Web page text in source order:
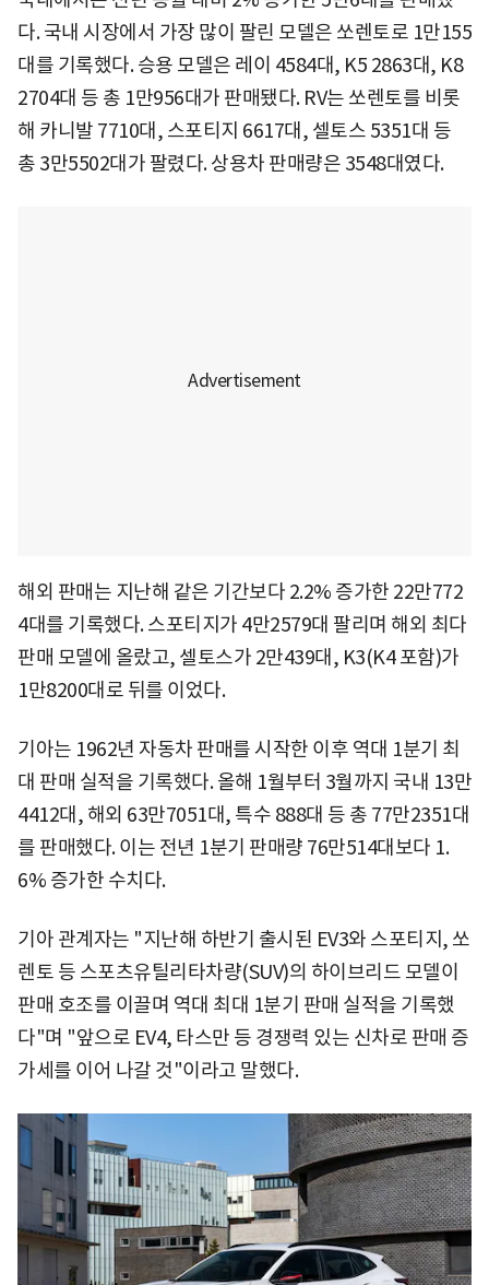
다. 국내 시장에서 가장 많이 팔린 모델은 쏘렌토로 1만155
대를 기록했다. 승용 모델은 레이 4584대, K5 2863대, K8
2704대 등 총 1만956대가 판매됐다. RV는 쏘렌토를 비롯
해 카니발 7710대, 스포티지 6617대, 셀토스 5351대 등
총 3만5502대가 팔렸다. 상용차 판매량은 3548대였다.
해외 판매는 지난해 같은 기간보다 2.2% 증가한 22만772
4대를 기록했다. 스포티지가 4만2579대 팔리며 해외 최다
판매 모델에 올랐고, 셀토스가 2만439대, K3(K4 포함)가
1만8200대로 뒤를 이었다.
기아는 1962년 자동차 판매를 시작한 이후 역대 1분기 최
대 판매 실적을 기록했다. 올해 1월부터 3월까지 국내 13만
4412대, 해외 63만7051대, 특수 888대 등 총 77만2351대
를 판매했다. 이는 전년 1분기 판매량 76만514대보다 1.
6% 증가한 수치다.
기아 관계자는 "지난해 하반기 출시된 EV3와 스포티지, 쏘
렌토 등 스포츠유틸리타차량(SUV)의 하이브리드 모델이
판매 호조를 이끌며 역대 최대 1분기 판매 실적을 기록했
다"며 "앞으로 EV4, 타스만 등 경쟁력 있는 신차로 판매 증
가세를 이어 나갈 것"이라고 말했다.